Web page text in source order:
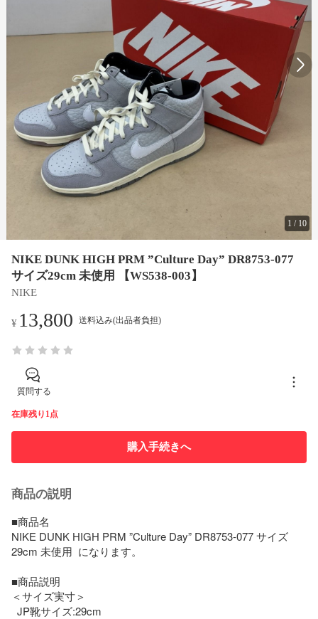
1 / 10
NIKE DUNK HIGH PRM ”Culture Day” DR8753-077
サイズ29cm 未使用 【WS538-003】
NIKE
¥ 13,800 送料込み(出品者負担)
質問する
在庫残り1点
購入手続きへ
商品の説明
■商品名
NIKE DUNK HIGH PRM ”Culture Day” DR8753-077 サイズ
29cm 未使用  になります。
■商品説明
＜サイズ実寸＞
  JP靴サイズ:29cm